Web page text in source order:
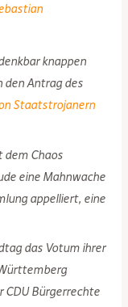
knappen
den Antrag des
Staatstrojanern
dem Chaos
eine Mahnwache
appelliert, eine
das Votum ihrer
CDU Bürgerrechte